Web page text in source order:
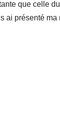
que celle
ai présenté